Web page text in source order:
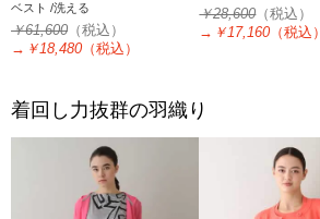
ベスト /洗える
￥61,600 （税込）
→ ￥18,480 （税込）
￥28,600（税込）
→ ￥17,160 （税込）
着回し力抜群の羽織り